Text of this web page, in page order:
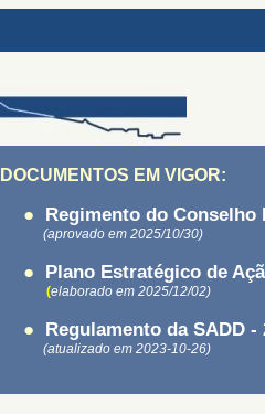
DOCUMENTOS EM VIGOR:
● Regimento do Conselho
(aprovado em 2025/10/30)
● Plano Estratégico de
(elaborado em 2025/12/02)
● Regulamento da SADD -
(atualizado em 2023-10-26)